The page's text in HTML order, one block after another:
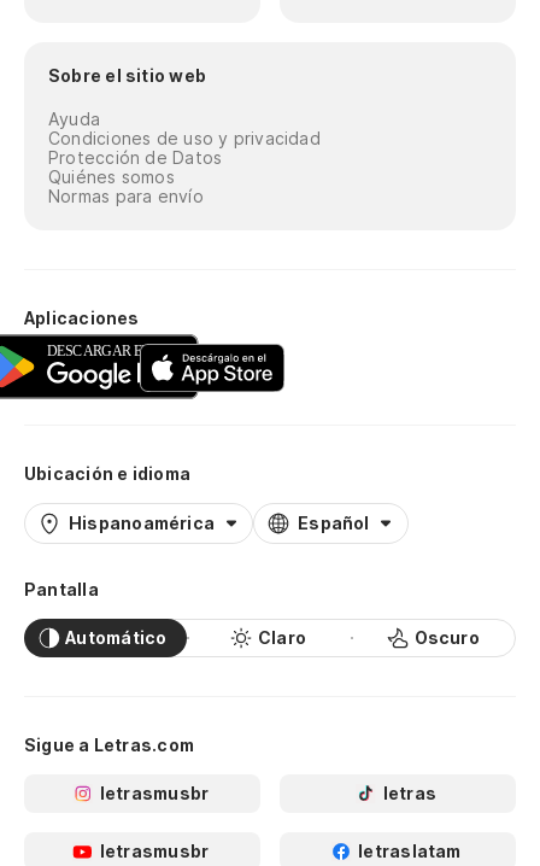
Sobre el sitio web
Ayuda
Condiciones de uso y privacidad
Protección de Datos
Quiénes somos
Normas para envío
Aplicaciones
Ubicación e idioma
Hispanoamérica Español
Pantalla
Automático Claro Oscuro
Sigue a Letras.com
letrasmusbr letras
letrasmusbr letraslatam